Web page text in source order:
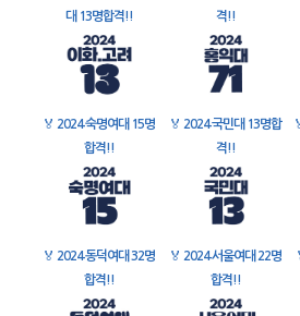
대 13명합격!!
격!!
🏅 2024 숙명여대 15명
합격!!
🏅 2024 국민대 13명합
격!!
🏅 2024 동덕여대 32명
합격!!
🏅 2024 서울여대 22명
합격!!